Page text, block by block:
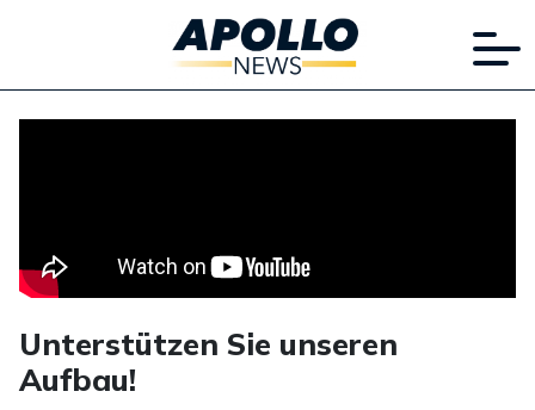
Unterstützen Sie unseren
Aufbau!